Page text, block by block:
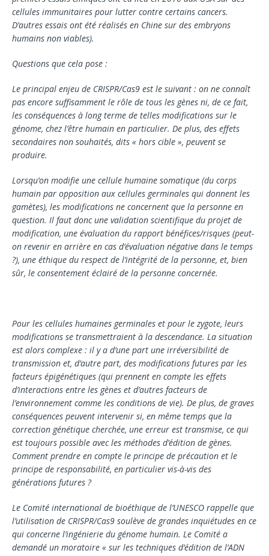
cellules immunitaires pour lutter contre certains cancers.
D’autres essais ont été réalisés en Chine sur des em­bryons
humains non viables).
Questions que cela pose :
Le principal enjeu de CRISPR/Cas9 est le suivant : on ne connaît
pas encore suffisamment le rôle de tous les gènes ni, de ce fait,
les conséquences à long terme de telles modifications sur le
génome, chez l’être humain en particulier. De plus, des effets
secondaires non sou­haités, dits « hors cible », peuvent se
produire.
Lorsqu’on modifie une cellule humaine somatique (du corps
humain par opposition aux cellules germi­nales qui donnent les
gamètes), les modifications ne concernent que la personne en
question. Il faut donc une validation scientifique du projet de
modifi­cation, une évaluation du rapport bénéfices/risques (peut-
on revenir en arrière en cas d’évaluation néga­tive dans le temps
?), une éthique du respect de l’in­tégrité de la personne, et, bien
sûr, le consentement éclairé de la personne concernée.
Pour les cellules humaines germinales et pour le zygote, leurs
modifications se transmettraient à la descendance. La situation
est alors complexe : il y a d’une part une irréversibilité de
transmission et, d’autre part, des modifications futures par les
facteurs épigénétiques (qui prennent en compte les effets
d’interactions entre les gènes et d’autres facteurs de
l’environnement comme les conditions de vie). De plus, de graves
conséquences peuvent intervenir si, en même temps que la
correction gé­nétique cherchée, une erreur est transmise, ce qui
est toujours possible avec les méthodes d’édition de gènes.
Comment prendre en compte le principe de précaution et le
principe de responsabilité, en parti­culier vis-à-vis des
générations futures ?
Le Comité international de bioéthique de l’UNESCO rappelle que
l’utilisation de CRISPR/Cas9 soulève de grandes inquiétudes en ce
qui concerne l’ingénierie du génome humain. Le Comité a
demandé un mora­toire « sur les techniques d’édition de l’ADN